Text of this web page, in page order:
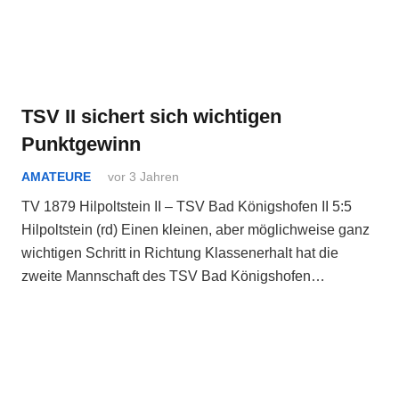
TSV II sichert sich wichtigen
Punktgewinn
AMATEURE vor 3 Jahren
TV 1879 Hilpoltstein II – TSV Bad Königshofen II 5:5
Hilpoltstein (rd) Einen kleinen, aber möglichweise ganz
wichtigen Schritt in Richtung Klassenerhalt hat die
zweite Mannschaft des TSV Bad Königshofen…